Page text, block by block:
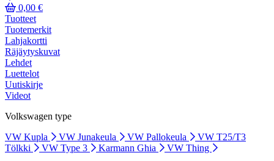
0,00 €
Tuotteet
Tuotemerkit
Lahjakortti
Räjäytyskuvat
Lehdet
Luettelot
Uutiskirje
Videot
Volkswagen type
VW Kupla
VW Junakeula VW Pallokeula
VW T25/T3
Tölkki
VW Type 3 Karmann Ghia VW Thing